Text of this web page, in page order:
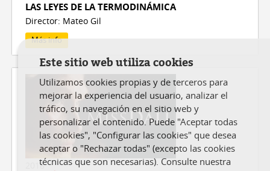
LAS LEYES DE LA TERMODINÁMICA
Director: Mateo Gil
Más info
2018
Este sitio web utiliza cookies
Utilizamos cookies propias y de terceros para
mejorar la experiencia del usuario, analizar el
tráfico, su navegación en el sitio web y
personalizar el contenido. Puede "Aceptar todas
las cookies", "Configurar las cookies" que desea
aceptar o "Rechazar todas" (excepto las cookies
técnicas que son necesarias). Consulte nuestra